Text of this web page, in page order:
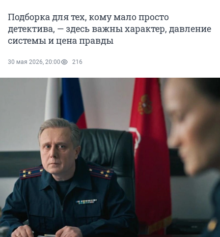
Подборка для тех, кому мало просто
детектива, — здесь важны характер, давление
системы и цена правды
30 мая 2026, 20:00 216